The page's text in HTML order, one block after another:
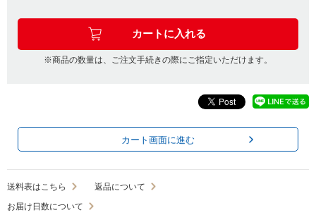
※商品の数量は、ご注文手続きの際にご指定いただけます。
カート画面に進む
送料表はこちら
返品について
お届け日数について